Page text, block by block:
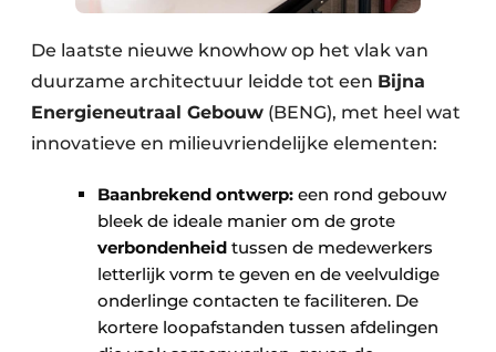
De laatste nieuwe knowhow op het vlak van
duurzame architectuur leidde tot een Bijna
Energieneutraal Gebouw (BENG), met heel wat
innovatieve en milieuvriendelijke elementen:
Baanbrekend ontwerp: een rond gebouw
bleek de ideale manier om de grote
verbondenheid tussen de medewerkers
letterlijk vorm te geven en de veelvuldige
onderlinge contacten te faciliteren. De
kortere loopafstanden tussen afdelingen